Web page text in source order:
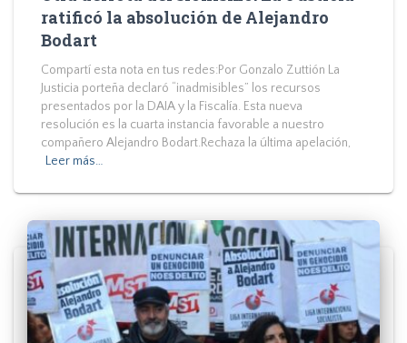
ratificó la absolución de Alejandro
Bodart
Compartí esta nota en tus redes:Por Gonzalo Zuttión La
Justicia porteña declaró “inadmisibles” los recursos
presentados por la DAIA y la Fiscalía. Esta nueva
resolución es la cuarta instancia favorable a nuestro
compañero Alejandro Bodart.Rechaza la última apelación,
Leer más…